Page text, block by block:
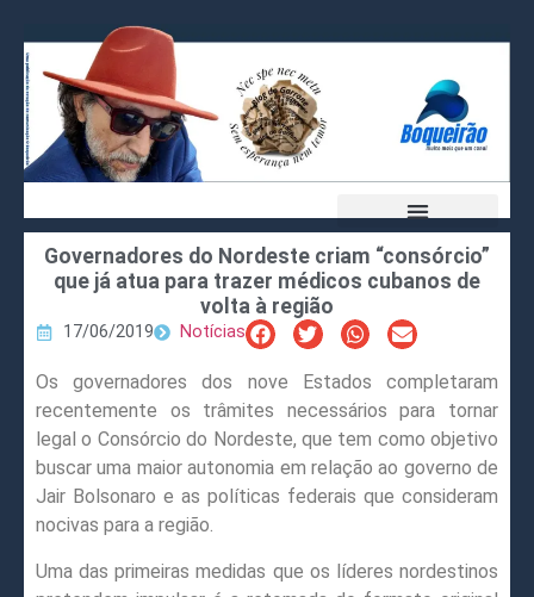
Governadores do Nordeste criam “consórcio”
que já atua para trazer médicos cubanos de
volta à região
17/06/2019 Notícias
Os governadores dos nove Estados completaram
recentemente os trâmites necessários para tornar
legal o Consórcio do Nordeste, que tem como objetivo
buscar uma maior autonomia em relação ao governo de
Jair Bolsonaro e as políticas federais que consideram
nocivas para a região.
Uma das primeiras medidas que os líderes nordestinos